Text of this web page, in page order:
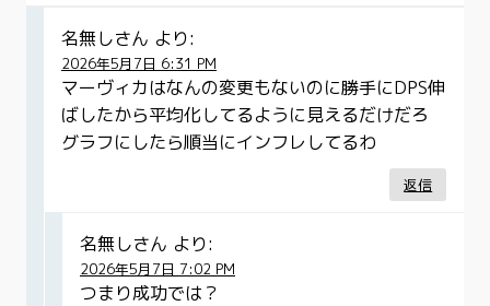
名無しさん より:
2026年5月7日 6:31 PM
マーヴィカはなんの変更もないのに勝手にDPS伸
ばしたから平均化してるように見えるだけだろ
グラフにしたら順当にインフレしてるわ
返信
名無しさん より:
2026年5月7日 7:02 PM
つまり成功では？